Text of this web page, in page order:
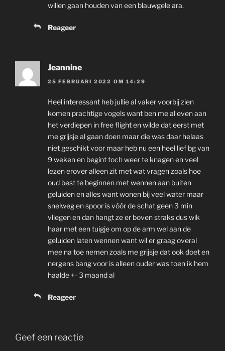
willen gaan houden van een blauwgele ara.
Reageer
Jeannine
25 FEBRUARI 2022 OM 14:29
Heel interessant heb jullie al vaker voorbij zien
komen prachtige vogels want ben me al even aan
het verdiepen in free flight en wilde dat eerst met
me grijsje al gaan doen maar die was daar helaas
niet geschikt voor maar heb nu een heel lief bg van
9 weken en begint toch weer te knagen en veel
lezen erover alleen zit met wat vragen zoals hoe
oud best te beginnen met wennen aan buiten
geluiden en alles want wonen bij veel water maar
snelweg en spoor is vóór de schat geen 3 min
vliegen en dan hangt ze er boven straks dus wik
haar met een tuigje om op de arm wel aan de
geluiden laten wennen want wil er graag overal
mee na toe nemen zoals me grijsje dat ook doet en
nergens bang voor is alleen ouder was toen ik hem
haalde +- 3 maand al
Reageer
Geef een reactie